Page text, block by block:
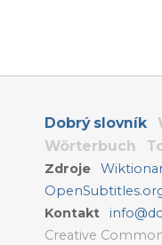
Dobrý slovník
Wörterbuch
Zdroje
Kontakt
Creative